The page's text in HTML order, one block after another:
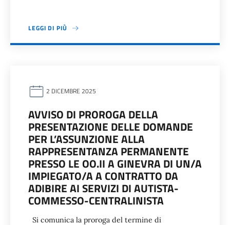
LEGGI DI PIÙ
2 DICEMBRE 2025
AVVISO DI PROROGA DELLA
PRESENTAZIONE DELLE DOMANDE
PER L’ASSUNZIONE ALLA
RAPPRESENTANZA PERMANENTE
PRESSO LE OO.II A GINEVRA DI UN/A
IMPIEGATO/A A CONTRATTO DA
ADIBIRE AI SERVIZI DI AUTISTA-
COMMESSO-CENTRALINISTA
Si comunica la proroga del termine di